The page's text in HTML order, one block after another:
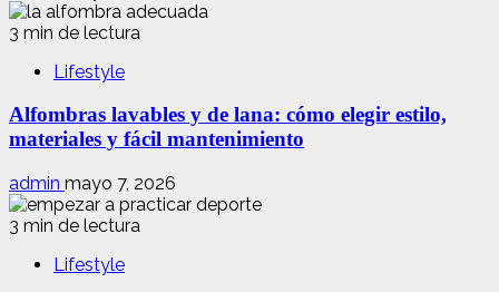
3 min de lectura
Lifestyle
Alfombras lavables y de lana: cómo elegir estilo,
materiales y fácil mantenimiento
admin mayo 7, 2026
3 min de lectura
Lifestyle